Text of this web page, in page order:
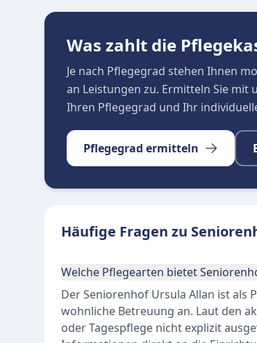
Was zahlt die
Je nach Pflegegrad stehen Ihnen
an Leistungen zu. Ermitteln Sie mit
Ihren Pflegegrad und Ihr
Pflegegrad ermitteln
Häufige Fragen zu
Welche Pflegearten bietet
Der Seniorenhof Ursula Allan ist
wohnliche Betreuung an. Laut den
oder Tagespflege nicht explizit